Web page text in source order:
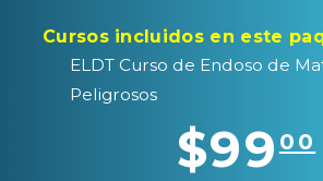
Cursos incluidos en este
ELDT Curso de Endoso de
Peligrosos
$9900